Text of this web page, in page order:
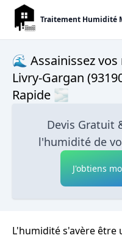
Traitement Humidité
🌊 Assainissez
Livry-Gargan
Rapide 🌫
Devis Gratuit
l'humidité de
J'obtiens
L'humidité s'avère être